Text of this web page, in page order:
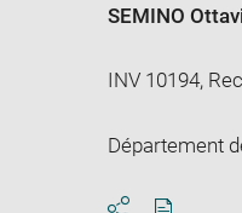
SEMINO
INV 10194,
Département